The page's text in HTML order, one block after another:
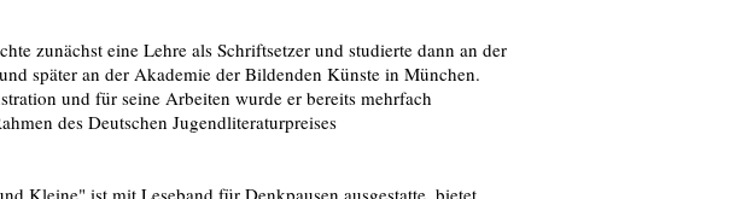
zunächst eine Lehre als Schriftsetzer und studierte dann an der
später an der Akademie der Bildenden Künste in München.
und für seine Arbeiten wurde er bereits mehrfach
des Deutschen Jugendliteraturpreises
Kleine" ist mit Leseband für Denkpausen ausgestatte, bietet